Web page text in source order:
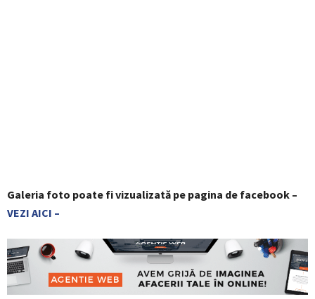
Galeria foto poate fi vizualizată pe pagina de facebook –
VEZI AICI –